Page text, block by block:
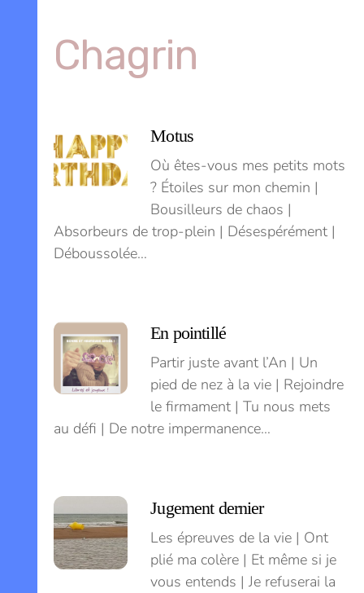
Chagrin
Motus
Où êtes-vous mes petits mots
? Étoiles sur mon chemin |
Bousilleurs de chaos |
Absorbeurs de trop-plein | Désespérément |
Déboussolée…
En pointillé
Partir juste avant l’An | Un
pied de nez à la vie | Rejoindre
le firmament | Tu nous mets
au défi | De notre impermanence…
Jugement dernier
Les épreuves de la vie | Ont
plié ma colère | Et même si je
vous entends | Je refuserai la